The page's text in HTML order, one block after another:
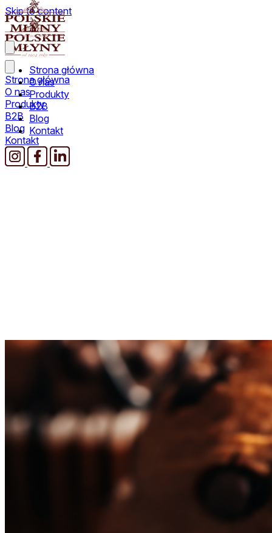
Skip to content
Strona główna
O nas
Produkty
B2B
Blog
Kontakt
Strona główna
O nas
Produkty
B2B
Blog
Kontakt